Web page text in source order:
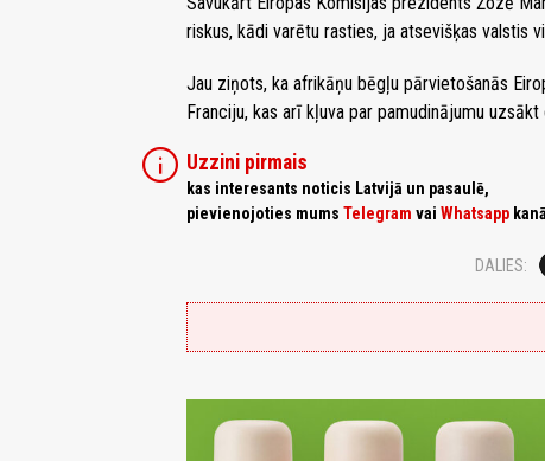
riskus, kādi varētu rasties, ja atsevišķas valstis
Jau ziņots, ka afrikāņu bēgļu pārvietošanās
Franciju, kas arī kļuva par pamudinājumu
info Uzzini pirmais
kas interesants noticis Latvijā un pasaulē,
pievienojoties mums Telegram vai Whatsapp
DALIES: